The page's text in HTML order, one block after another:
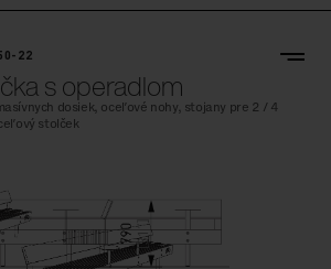
22
s operadlom
dosiek, oceľové nohy, stojany pre 2 / 4
stolček